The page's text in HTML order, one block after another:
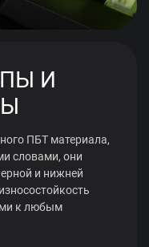
И
ПБТ материала,
словами, они
и нижней
к любым